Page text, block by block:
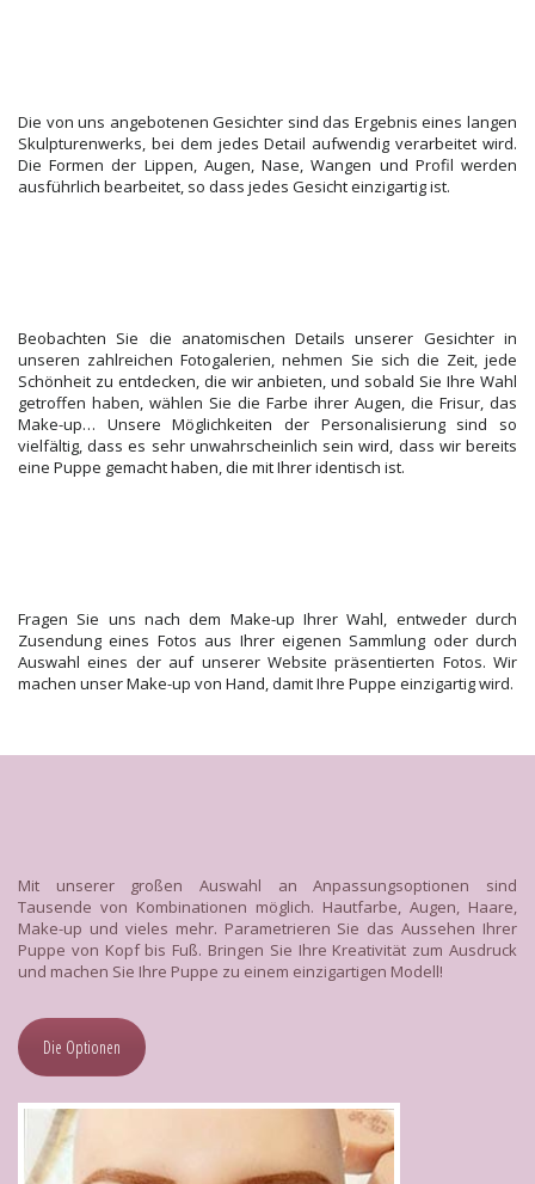
Die von uns angebotenen Gesichter sind das Ergebnis eines langen
Skulpturenwerks, bei dem jedes Detail aufwendig verarbeitet wird.
Die Formen der Lippen, Augen, Nase, Wangen und Profil werden
ausführlich bearbeitet, so dass jedes Gesicht einzigartig ist.
Beobachten Sie die anatomischen Details unserer Gesichter in
unseren zahlreichen Fotogalerien, nehmen Sie sich die Zeit, jede
Schönheit zu entdecken, die wir anbieten, und sobald Sie Ihre Wahl
getroffen haben, wählen Sie die Farbe ihrer Augen, die Frisur, das
Make-up… Unsere Möglichkeiten der Personalisierung sind so
vielfältig, dass es sehr unwahrscheinlich sein wird, dass wir bereits
eine Puppe gemacht haben, die mit Ihrer identisch ist.
Fragen Sie uns nach dem Make-up Ihrer Wahl, entweder durch
Zusendung eines Fotos aus Ihrer eigenen Sammlung oder durch
Auswahl eines der auf unserer Website präsentierten Fotos. Wir
machen unser Make-up von Hand, damit Ihre Puppe einzigartig wird.
Mit unserer großen Auswahl an Anpassungsoptionen sind
Tausende von Kombinationen möglich. Hautfarbe, Augen, Haare,
Make-up und vieles mehr. Parametrieren Sie das Aussehen Ihrer
Puppe von Kopf bis Fuß. Bringen Sie Ihre Kreativität zum Ausdruck
und machen Sie Ihre Puppe zu einem einzigartigen Modell!
Die Optionen